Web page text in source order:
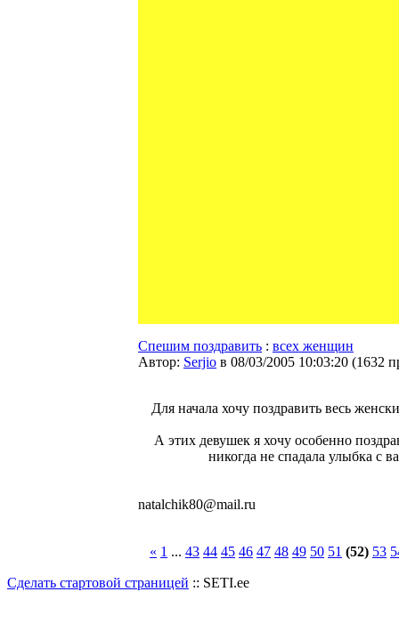
Спешим поздравить : всех женщин
Автор: Serjio в 08/03/2005 10:03:20 (1632
Для начала хочу поздравить весь
А этих девушек я хочу особенно
никогда не спадала улыбка с
natalchik80@mail.ru
« 1 ... 43 44 45 46 47 48 49 50 51 (52) 53
Сделать стартовой страницей :: SETI.ee